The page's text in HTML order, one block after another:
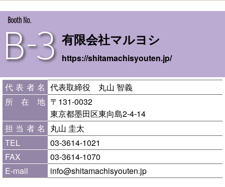
Booth No.
B-3 有限会社マルヨシ
https://shitamachisyouten.jp/
代表者名 代表取締役 丸山 智義
所在地 〒131-0032
東京都墨田区東向島2-4-14
担当者名 丸山 圭太
TEL
03-3614-1021
FAX
03-3614-1070
E-mail
info@shitamachisyouten.jp